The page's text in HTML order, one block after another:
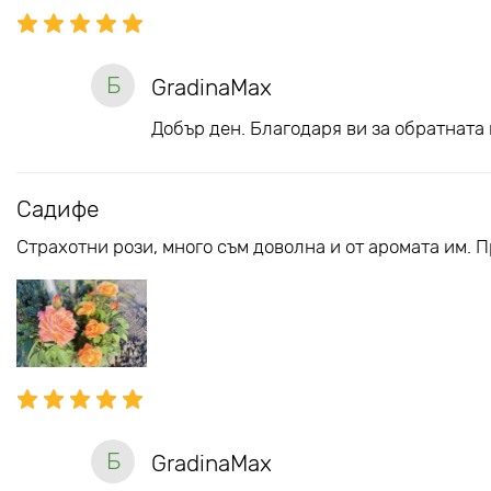
Б GradinaMax
Добър ден. Благодаря ви за обратната
Садифе
Страхотни рози, много съм доволна и от аромата им.
Б GradinaMax